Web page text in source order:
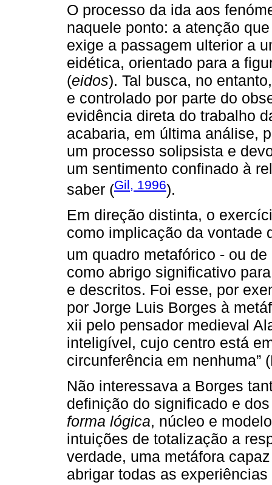
O processo da ida aos
naquele ponto: a atenção
exige a passagem ulterior a
eidética, orientado para a
(eidos). Tal busca, no
e controlado por parte do
evidência direta do trabalho
acabaria, em última análise,
um processo solipsista e
um sentimento confinado à
saber (Gil, 1996).
Em direção distinta, o
como implicação da vontade
um quadro metafórico - ou
como abrigo significativo
e descritos. Foi esse, por
por Jorge Luis Borges à
xii pelo pensador medieval
inteligível, cujo centro está
circunferência em nenhuma”
Não interessava a Borges
definição do significado e
forma lógica, núcleo e
intuições de totalização a
verdade, uma metáfora
abrigar todas as